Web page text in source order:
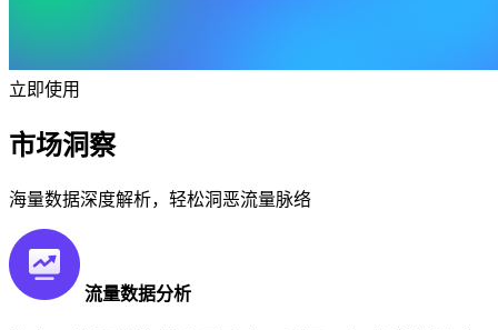
立即使用
市场洞察
海量数据深度解析，轻松洞恶流量脉络
流量数据分析